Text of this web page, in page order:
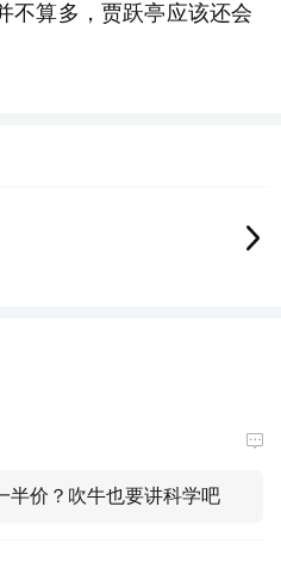
不算多，贾跃亭应该还会
半价？吹牛也要讲科学吧